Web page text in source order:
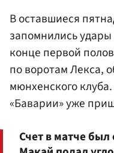
В оставшиеся
запомнились
конце первой
по воротам Лекса,
мюнхенского
«Баварии» уже
Счет в матче